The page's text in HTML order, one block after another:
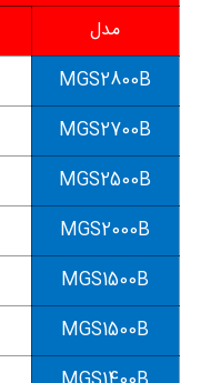
مدل
MGS2800B
MGS2700B
MGS2500B
MGS2000B
MGS1500B
MGS1500B